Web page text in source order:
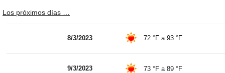
Los próximos días …
8/3/2023 72 °F a93 °F
9/3/2023 73 °F a89 °F